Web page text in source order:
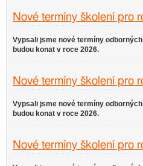
Nové termíny školení pro
Vypsali jsme nové termíny
budou konat v roce 2026.
Nové termíny školení pro
Vypsali jsme nové termíny
budou konat v roce 2026.
Nové termíny školení pro